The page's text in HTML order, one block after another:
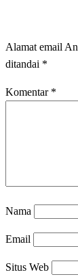
Alamat email
ditandai *
Komentar *
Nama
Email
Situs Web